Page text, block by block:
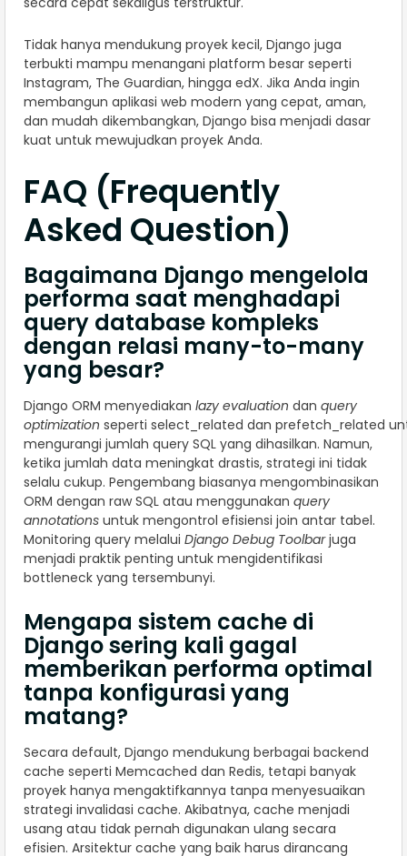
Tidak hanya mendukung proyek kecil, Django juga
terbukti mampu menangani platform besar seperti
Instagram, The Guardian, hingga edX. Jika Anda ingin
membangun aplikasi web modern yang cepat, aman,
dan mudah dikembangkan, Django bisa menjadi dasar
kuat untuk mewujudkan proyek Anda.
FAQ (Frequently
Asked Question)
Bagaimana Django mengelola
performa saat menghadapi
query database kompleks
dengan relasi many-to-many
yang besar?
Django ORM menyediakan lazy evaluation dan query
optimization seperti select_related dan prefetch_related
mengurangi jumlah query SQL yang dihasilkan. Namun,
ketika jumlah data meningkat drastis, strategi ini tidak
selalu cukup. Pengembang biasanya mengombinasikan
ORM dengan raw SQL atau menggunakan query
annotations untuk mengontrol efisiensi join antar tabel.
Monitoring query melalui Django Debug Toolbarjuga
menjadi praktik penting untuk mengidentifikasi
bottleneck yang tersembunyi.
Mengapa sistem cache di
Django sering kali gagal
memberikan performa optimal
tanpa konfigurasi yang
matang?
Secara default, Django mendukung berbagai backend
cache seperti Memcached dan Redis, tetapi banyak
proyek hanya mengaktifkannya tanpa menyesuaikan
strategi invalidasi cache. Akibatnya, cache menjadi
usang atau tidak pernah digunakan ulang secara
efisien. Arsitektur cache yang baik harus dirancang